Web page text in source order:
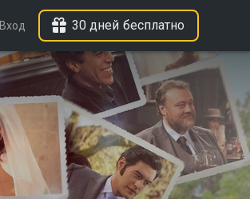
Вход 30 дней бесплатно